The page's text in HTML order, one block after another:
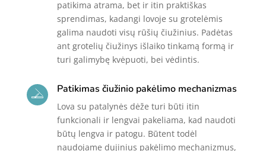
patikima atrama, bet ir itin praktiškas
sprendimas, kadangi lovoje su grotelėmis
galima naudoti visų rūšių čiužinius. Padėtas
ant grotelių čiužinys išlaiko tinkamą formą ir
turi galimybę kvėpuoti, bei vėdintis.
Patikimas čiužinio pakėlimo mechanizmas
Lova su patalynės dėže turi būti itin
funkcionali ir lengvai pakeliama, kad naudoti
būtų lengva ir patogu. Būtent todėl
naudojame dujinius pakėlimo mechanizmus,